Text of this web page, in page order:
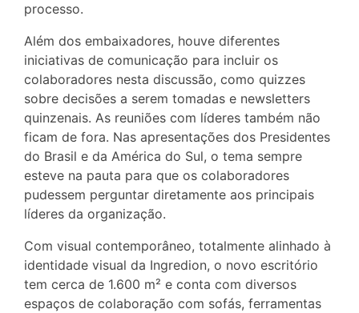
processo.
Além dos embaixadores, houve diferentes
iniciativas de comunicação para incluir os
colaboradores nesta discussão, como quizzes
sobre decisões a serem tomadas e newsletters
quinzenais. As reuniões com líderes também não
ficam de fora. Nas apresentações dos Presidentes
do Brasil e da América do Sul, o tema sempre
esteve na pauta para que os colaboradores
pudessem perguntar diretamente aos principais
líderes da organização.
Com visual contemporâneo, totalmente alinhado à
identidade visual da Ingredion, o novo escritório
tem cerca de 1.600 m² e conta com diversos
espaços de colaboração com sofás, ferramentas